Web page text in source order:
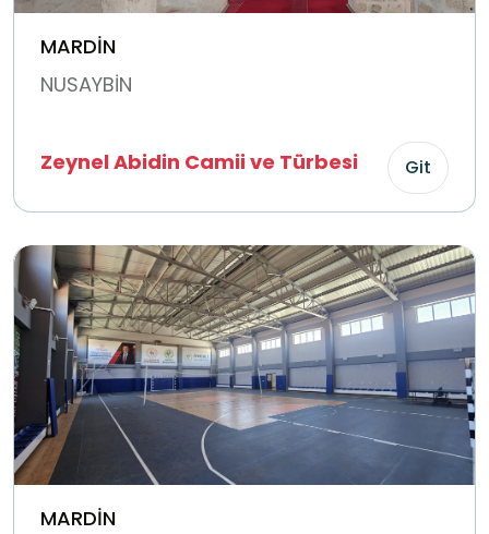
MARDİN
NUSAYBİN
Zeynel Abidin Camii ve Türbesi Git
MARDİN